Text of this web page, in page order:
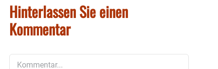
Hinterlassen Sie einen
Kommentar